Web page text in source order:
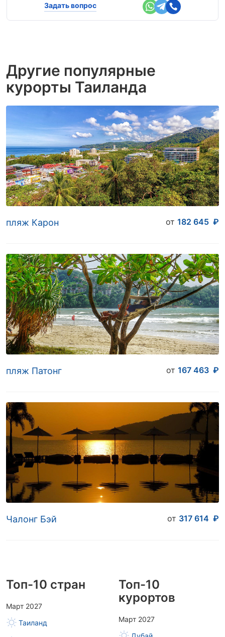
Задать вопрос
Другие популярные
курорты Таиланда
пляж Карон от 182 645 ₽
пляж Патонг от 167 463 ₽
Чалонг Бэй от 317 614 ₽
Топ-10 стран
Март 2027
Таиланд
Топ-10
курортов
Март 2027